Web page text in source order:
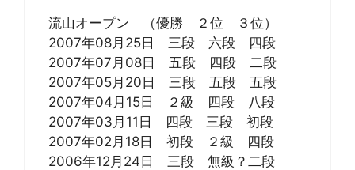
流山オープン （優勝 ２位 ３位）
2007年08月25日 三段 六段 四段
2007年07月08日 五段 四段 二段
2007年05月20日 三段 五段 五段
2007年04月15日 ２級 四段 八段
2007年03月11日 四段 三段 初段
2007年02月18日 初段 ２級 四段
2006年12月24日 三段 無級？二段